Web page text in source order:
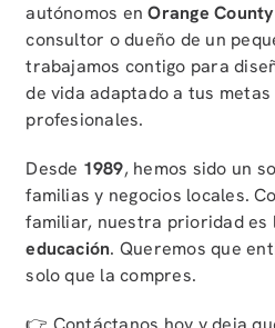
autónomos enOrange County
consultor o dueño de un
trabajamos contigo para
de vida adaptado a tus
profesionales.
Desde 1989, hemos sido un
familias y negocios locales.
familiar, nuestra prioridad es
educación. Queremos que
solo que la compres.